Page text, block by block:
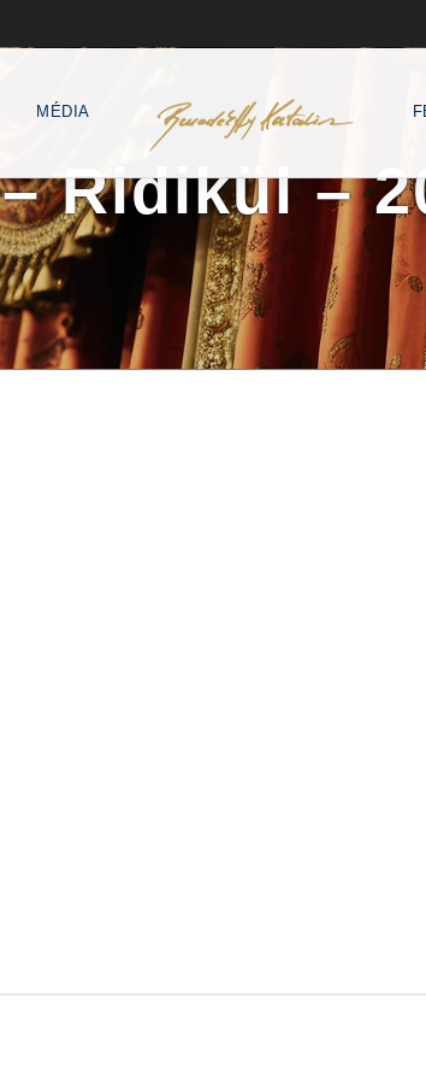
MÉDIA
Ridikül –